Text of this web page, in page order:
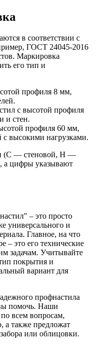
в соответствии с
ГОСТ 24045-2016
Маркировка
его тип и
профиля 8 мм,
с высотой профиля
и стен.
профиля 60 мм,
с высокими нагрузками.
(С — стеновой, Н —
цифры указывают
– это просто
универсального и
Главное, на что
– это его технические
задачам. Учитывайте
покрытия и
вариант для
профнастила
помочь. Наши
всем вопросам,
а также предложат
или облицовки.